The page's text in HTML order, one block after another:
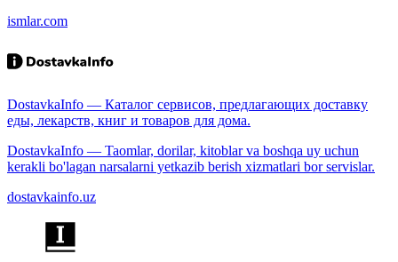
ismlar.com
DostavkaInfo — Каталог сервисов, предлагающих доставку
еды, лекарств, книг и товаров для дома.
DostavkaInfo — Taomlar, dorilar, kitoblar va boshqa uy uchun
kerakli bo'lagan narsalarni yetkazib berish xizmatlari bor servislar.
dostavkainfo.uz